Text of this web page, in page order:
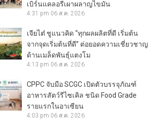
เบิร์นแคลอรีเผาผลาญไขมัน
4:31 pm 06 ส.ค. 2026
เจียไต๋ ชูแนวคิด “ทุกผลผลิตที่ดี เริ่มต้น
จากจุดเริ่มต้นที่ดี” ต่อยอดความเชี่ยวชาญ
ด้านเมล็ดพันธุ์แตงโม
4:13 pm 06 ส.ค. 2026
CPPC จับมือ SCGC เปิดตัวบรรจุภัณฑ์
อาหารสัตว์รีไซเคิล ชนิด Food Grade
รายแรกในอาเซียน
4:03 pm 06 ส.ค. 2026